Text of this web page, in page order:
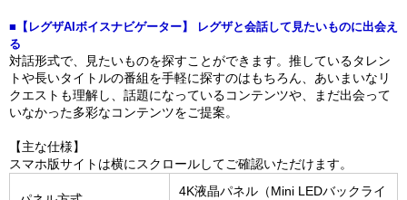
■【レグザAIボイスナビゲーター】 レグザと会話して見たいものに出会え
る
対話形式で、見たいものを探すことができます。推しているタレン
トや長いタイトルの番組を手軽に探すのはもちろん、あいまいなリ
クエストも理解し、話題になっているコンテンツや、まだ出会って
いなかった多彩なコンテンツをご提案。
【主な仕様】
スマホ版サイトは横にスクロールしてご確認いただけます。
4K液晶パネル（Mini LEDバックライ